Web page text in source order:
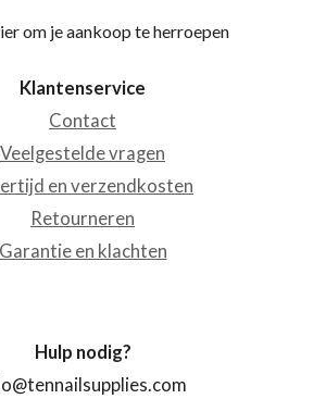
om je aankoop te herroepen
Klantenservice
Contact
Veelgestelde vragen
en verzendkosten
Retourneren
Garantie en klachten
Hulp nodig?